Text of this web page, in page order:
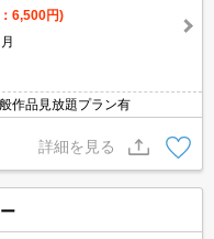
6,500円)
作品見放題プラン有
詳細を見る